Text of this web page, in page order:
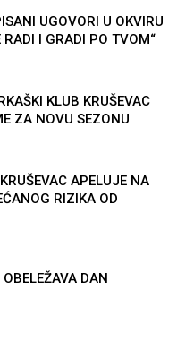
UGOVORI U OKVIRU
RADI I GRADI PO TVOM“
KLUB KRUŠEVAC
ZA NOVU SEZONU
APELUJE NA
RIZIKA OD
DAN